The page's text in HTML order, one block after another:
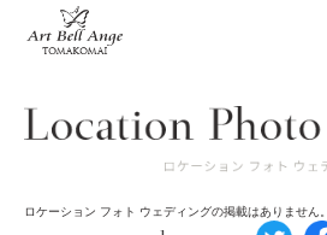
ロケーション フォト ウェディングの掲載はありません。